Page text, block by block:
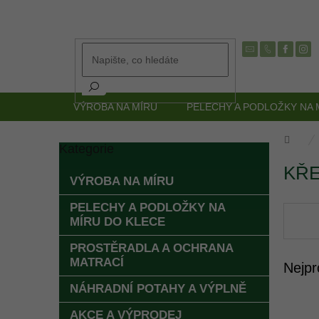
VÝROBA NA MÍRU PELECHY A PODLOŽKY NA
a
p
VÝROBA NA MÍRU
PELECHY A PODLOŽKY NA
MÍRU DO KLECE
PROSTĚRADLA A OCHRANA
MATRACÍ
NÁHRADNÍ POTAHY A VÝPLNĚ
AKCE A VÝPRODEJ